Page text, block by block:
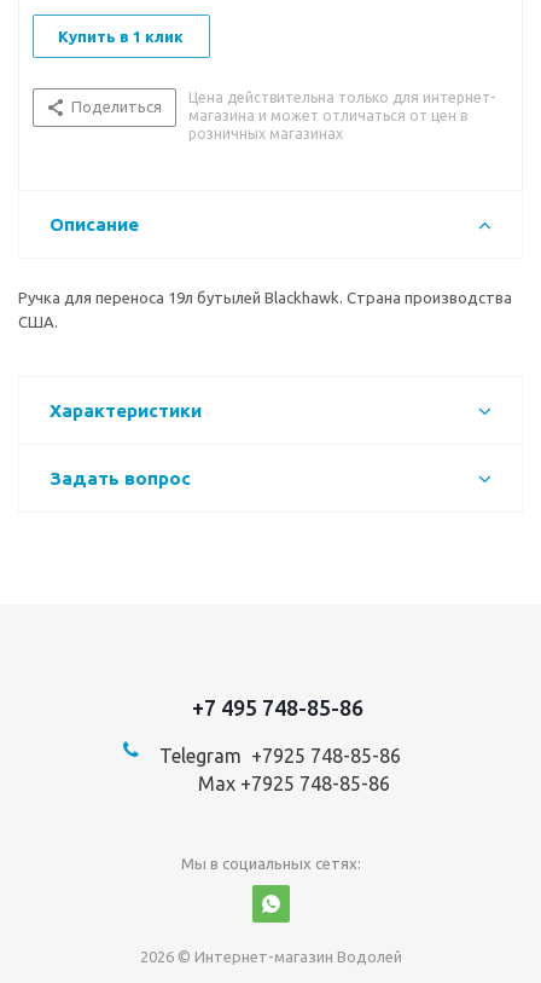
Купить в 1 клик
Поделиться
Цена действительна только для интернет-
магазина и может отличаться от цен в
розничных магазинах
Описание
Ручка для переноса 19л бутылей Blackhawk. Страна производства
США.
Характеристики
Задать вопрос
+7 495 748-85-86
Telegram +7925 748-85-86
Max +7925 748-85-86
Мы в социальных сетях:
2026 © Интернет-магазин Водолей